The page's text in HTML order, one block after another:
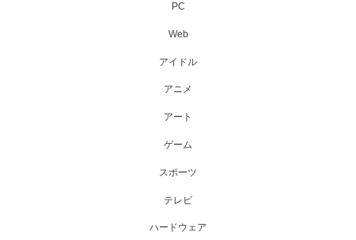
PC
Web
アイドル
アニメ
アート
ゲーム
スポーツ
テレビ
ハードウェア